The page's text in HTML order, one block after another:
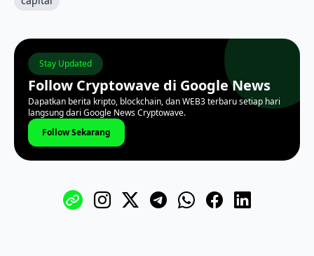
Stay Updated
Follow Cryptowave di Google News
Dapatkan berita kripto, blockchain, dan WEB3 terbaru setiap hari
langsung dari Google News Cryptowave.
Follow Sekarang